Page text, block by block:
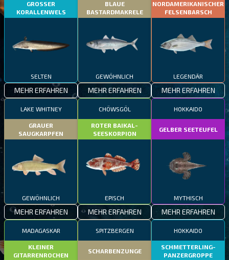
GROSSER
KORALLENWELS
SELTEN
MEHR ERFAHREN
BLAUE
BASTARDMAKRELE
GEWÖHNLICH
MEHR ERFAHREN
NORDAMERIKANISCHER
FELSENBARSCH
LEGENDÄR
MEHR ERFAHREN
LAKE WHITNEY
GRAUER
SAUGKARPFEN
GEWÖHNLICH
MEHR ERFAHREN
CHÖWSGÖL
ROTER BAIKAL-
SEESKORPION
EPISCH
MEHR ERFAHREN
HOKKAIDO
GELBER SEETEUFEL
MYTHISCH
MEHR ERFAHREN
MADAGASKAR
KLEINER
GITARRENROCHEN
SPITZBERGEN
SCHARBENZUNGE
HOKKAIDO
SCHMETTERLING-
PANZERGROPPE